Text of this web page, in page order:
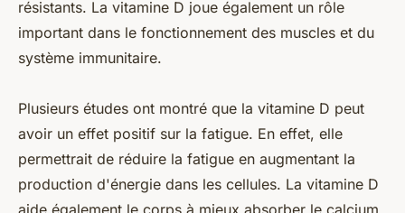
résistants. La vitamine D joue également un rôle
important dans le fonctionnement des muscles et du
système immunitaire.
Plusieurs études ont montré que la vitamine D peut
avoir un effet positif sur la fatigue. En effet, elle
permettrait de réduire la fatigue en augmentant la
production d'énergie dans les cellules. La vitamine D